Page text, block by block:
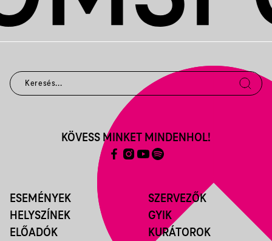
ESEMÉNYEK
HELYSZÍNEK
ELŐADÓK
SZERVEZŐK
GYIK
KURÁTOROK
KÖVESS MINKET MINDENHOL!